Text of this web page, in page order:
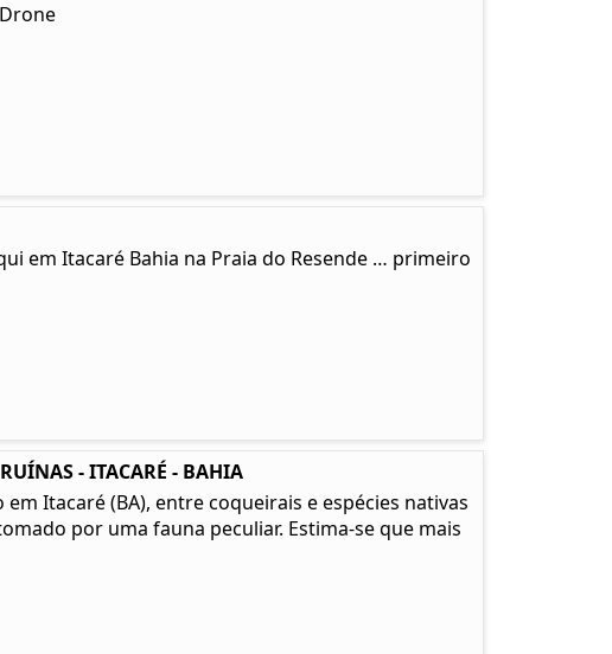
em Itacaré Bahia na Praia do Resende … primeiro
- ITACARÉ - BAHIA
Itacaré (BA), entre coqueirais e espécies nativas
por uma fauna peculiar. Estima-se que mais